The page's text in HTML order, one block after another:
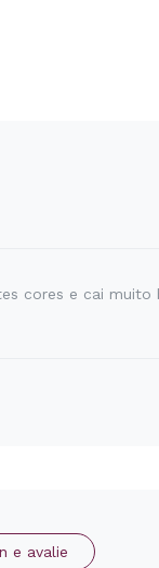
cores e cai
e avalie